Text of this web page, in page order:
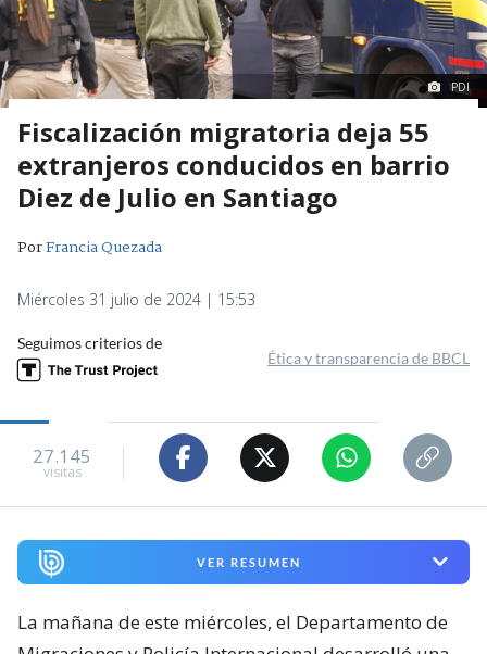
PDI
Fiscalización migratoria deja 55
extranjeros conducidos en barrio
Diez de Julio en Santiago
PorFrancia Quezada
Miércoles 31 julio de 2024 | 15:53
Seguimos criterios de
Ética y transparencia de BBCL
27.145
visitas
VER RESUMEN
La mañana de este miércoles, el Departamento de